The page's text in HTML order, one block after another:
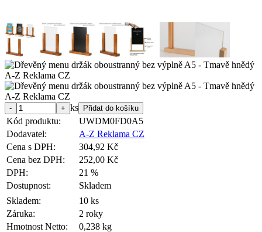
ks
Kód produktu:
UWDM0FD0A5
Dodavatel:
A-Z Reklama CZ
Cena s DPH:
304,92 Kč
Cena bez DPH:
252,00 Kč
DPH:
21 %
Dostupnost:
Skladem
Skladem:
10 ks
Záruka:
2 roky
Hmotnost Netto:
0,238 kg